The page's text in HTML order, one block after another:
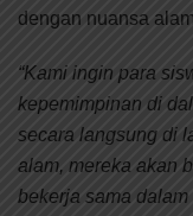
dengan nuansa
“Kami ingin para
kepemimpinan di
secara langsung di
alam, mereka akan
bekerja sama